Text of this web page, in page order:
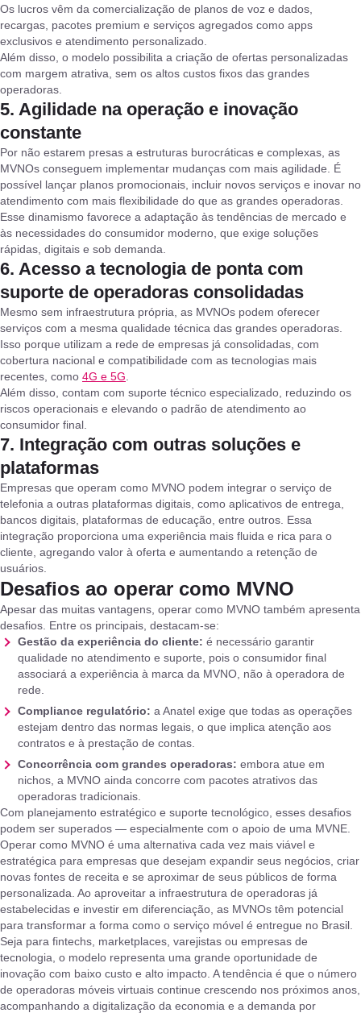
Os lucros vêm da comercialização de planos de voz e dados,
recargas, pacotes premium e serviços agregados como apps
exclusivos e atendimento personalizado.
Além disso, o modelo possibilita a criação de ofertas personalizadas
com margem atrativa, sem os altos custos fixos das grandes
operadoras.
5. Agilidade na operação e inovação
constante
Por não estarem presas a estruturas burocráticas e complexas, as
MVNOs conseguem implementar mudanças com mais agilidade. É
possível lançar planos promocionais, incluir novos serviços e inovar no
atendimento com mais flexibilidade do que as grandes operadoras.
Esse dinamismo favorece a adaptação às tendências de mercado e
às necessidades do consumidor moderno, que exige soluções
rápidas, digitais e sob demanda.
6. Acesso a tecnologia de ponta com
suporte de operadoras consolidadas
Mesmo sem infraestrutura própria, as MVNOs podem oferecer
serviços com a mesma qualidade técnica das grandes operadoras.
Isso porque utilizam a rede de empresas já consolidadas, com
cobertura nacional e compatibilidade com as tecnologias mais
recentes, como 4G e 5G
Além disso, contam com suporte técnico especializado, reduzindo os
riscos operacionais e elevando o padrão de atendimento ao
consumidor final.
7. Integração com outras soluções e
plataformas
Empresas que operam como MVNO podem integrar o serviço de
telefonia a outras plataformas digitais, como aplicativos de entrega,
bancos digitais, plataformas de educação, entre outros. Essa
integração proporciona uma experiência mais fluida e rica para o
cliente, agregando valor à oferta e aumentando a retenção de
usuários.
Desafios ao operar como MVNO
Apesar das muitas vantagens, operar como MVNO também apresenta
desafios. Entre os principais, destacam-se:
Gestão da experiência do cliente: é necessário garantir
qualidade no atendimento e suporte, pois o consumidor final
associará a experiência à marca da MVNO, não à operadora de
rede.
Compliance regulatório: a Anatel exige que todas as operações
estejam dentro das normas legais, o que implica atenção aos
contratos e à prestação de contas.
Concorrência com grandes operadoras: embora atue em
nichos, a MVNO ainda concorre com pacotes atrativos das
operadoras tradicionais.
Com planejamento estratégico e suporte tecnológico, esses desafios
podem ser superados — especialmente com o apoio de uma MVNE.
Operar como MVNO é uma alternativa cada vez mais viável e
estratégica para empresas que desejam expandir seus negócios, criar
novas fontes de receita e se aproximar de seus públicos de forma
personalizada. Ao aproveitar a infraestrutura de operadoras já
estabelecidas e investir em diferenciação, as MVNOs têm potencial
para transformar a forma como o serviço móvel é entregue no Brasil.
Seja para fintechs, marketplaces, varejistas ou empresas de
tecnologia, o modelo representa uma grande oportunidade de
inovação com baixo custo e alto impacto. A tendência é que o número
de operadoras móveis virtuais continue crescendo nos próximos anos,
acompanhando a digitalização da economia e a demanda por